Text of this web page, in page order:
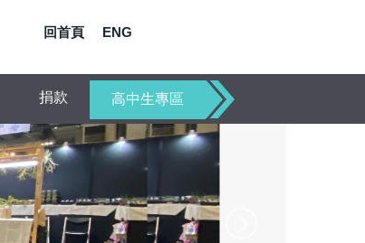
回首頁 ENG
捐款 高中生專區